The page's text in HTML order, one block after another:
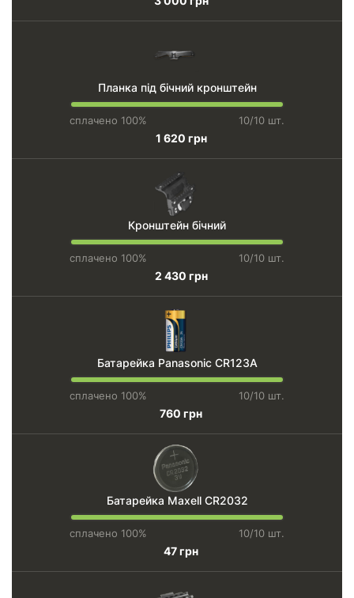
Планка під бічний кронштейн
сплачено 100% 10/10 шт.
1 620 грн
Кронштейн бічний
сплачено 100% 10/10 шт.
2 430 грн
Батарейка Panasonic CR123А
сплачено 100% 10/10 шт.
760 грн
Батарейка Maxell CR2032
сплачено 100% 10/10 шт.
47 грн